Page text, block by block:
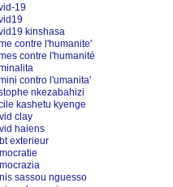
19
kinshasa
contre l'humanite'
contre l'humanité
contro l'umanita'
nkezabahizi
kashetu kyenge
clay
haiens
exterieur
sassou nguesso